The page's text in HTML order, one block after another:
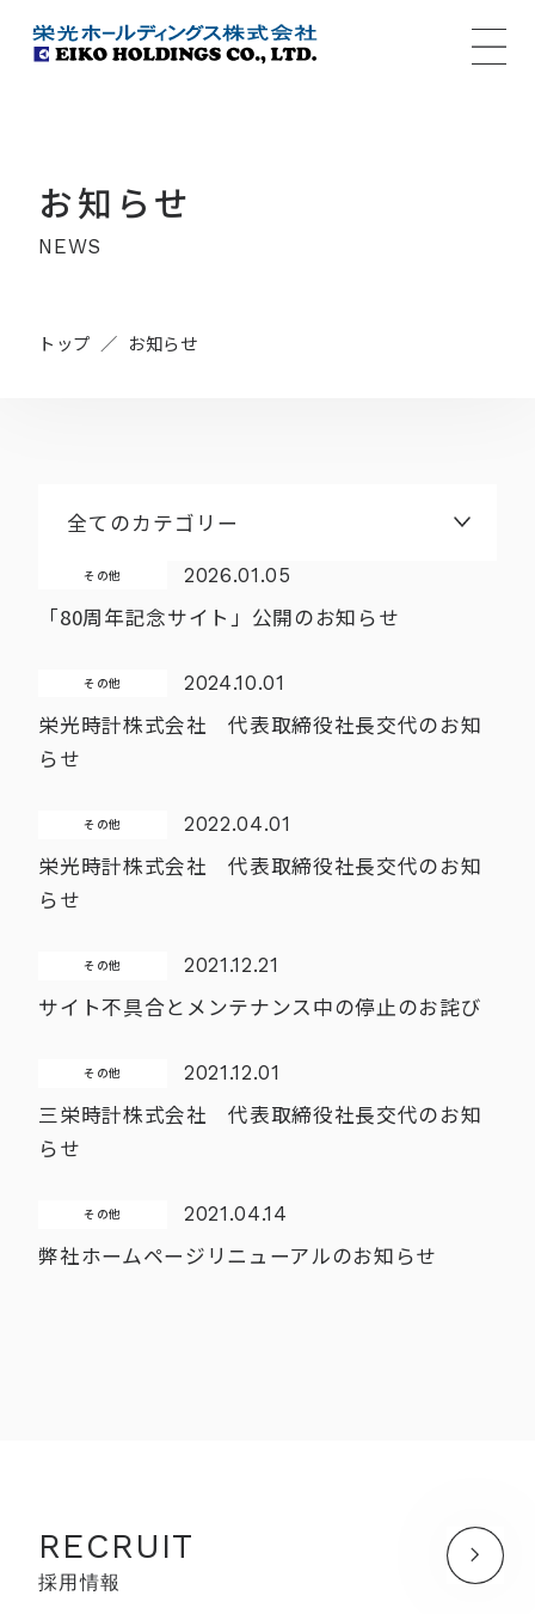
お知らせ
NEWS
トップ お知らせ
その他 2026.01.05
「80周年記念サイト」公開のお知らせ
その他 2024.10.01
栄光時計株式会社 代表取締役社長交代のお知
らせ
その他 2022.04.01
栄光時計株式会社 代表取締役社長交代のお知
らせ
その他 2021.12.21
サイト不具合とメンテナンス中の停止のお詫び
その他 2021.12.01
三栄時計株式会社 代表取締役社長交代のお知
らせ
その他 2021.04.14
弊社ホームページリニューアルのお知らせ
RECRUIT
採用情報